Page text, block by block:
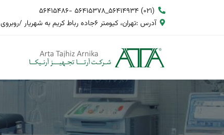
(021) 56414934_56415378 -56415486
آدرس :تهران، کیومتر 6جاده رباط کریم به شهریار /روبروی پمپ بنزین دنا/شهرک صنعتی حسین آباد/بلوار جمهوری کوچه گلستان2/ پلاک 12